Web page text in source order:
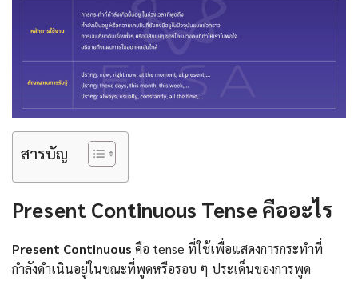
สารบัญ
Present Continuous Tense คืออะไร
Present Continuous คือ tense ที่ใช้เพื่อแสดงการกระทำที่
กำลังดำเนินอยู่ในขณะที่พูดหรือรอบ ๆ ประเด็นของการพูด